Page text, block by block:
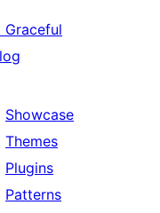
Graceful
Showcase
Themes
Plugins
Patterns